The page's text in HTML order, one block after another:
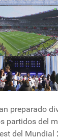
preparado
partidos del
del Mundial